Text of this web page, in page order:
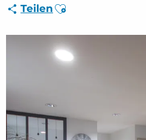
#2808281
Teilen Ajouter aux favoris